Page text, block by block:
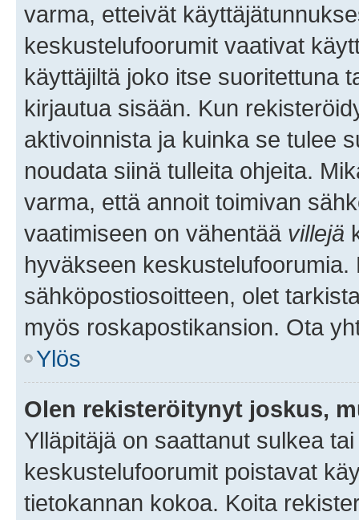
varma, etteivät
keskustelufoorumit vaativat
käyttäjiltä joko itse suoritettuna
kirjautua sisään. Kun
aktivoinnista ja kuinka se tulee
noudata siinä tulleita ohjeita.
varma, että annoit toimivan
vaatimiseen on vähentää villejä
hyväkseen
sähköpostiosoitteen, olet
myös roskapostikansion. Ota
Ylös
Olen rekisteröitynyt joskus,
Ylläpitäjä on saattanut sulkea
keskustelufoorumit poistavat
tietokannan kokoa. Koita